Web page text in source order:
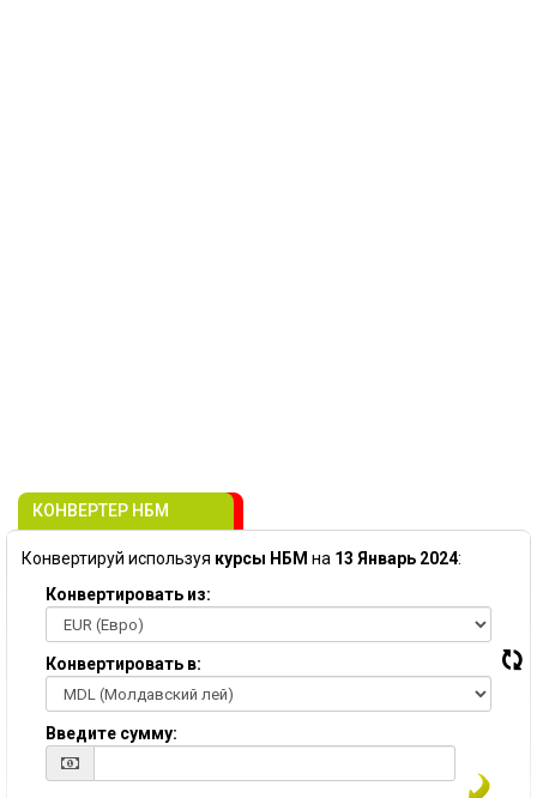
КОНВЕРТЕР НБМ
Конвертируй используя курсы НБМ на 13 Январь 2024:
Конвертировать из:
Конвертировать в:
Введите сумму: